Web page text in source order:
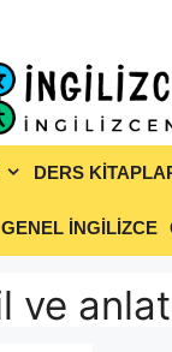
DERS
GENEL İNGİLİZCE
ve